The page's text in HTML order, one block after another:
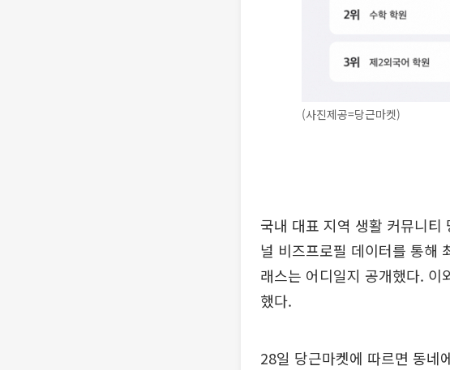
(사진제공=당근마켓)
국내 대표 지역 생활 커뮤니티
널 비즈프로필 데이터를 통해
래스는 어디일지 공개했다. 이
했다.
28일 당근마켓에 따르면 동네